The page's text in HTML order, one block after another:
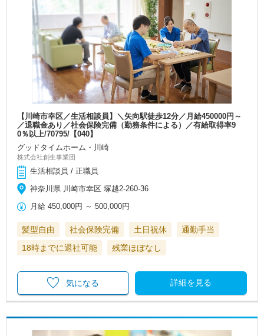
【川崎市幸区／生活相談員】＼矢向駅徒歩12分／月給450000円～
／退職金あり／社会保険完備（勤務条件による）／有給取得率9
0％以上/70795/【040】
グッドタイムホーム・川崎
株式会社創生事業団
生活相談員 / 正職員
神奈川県 川崎市幸区 塚越2-260-36
月給 450,000円 ～500,000円
髪型自由 社会保険完備 土日祝休
通勤手当
18時までに退社可能
残業ほぼなし
詳細を見る
気になる